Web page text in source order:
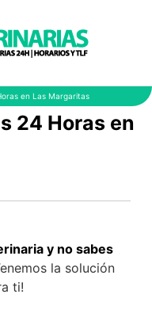
en Las Margaritas
24 Horas en
y no sabes
la solución
ti!